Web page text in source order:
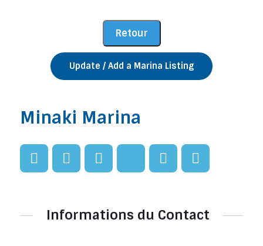
Update / Add a Marina Listing
Minaki Marina
Informations du Contact